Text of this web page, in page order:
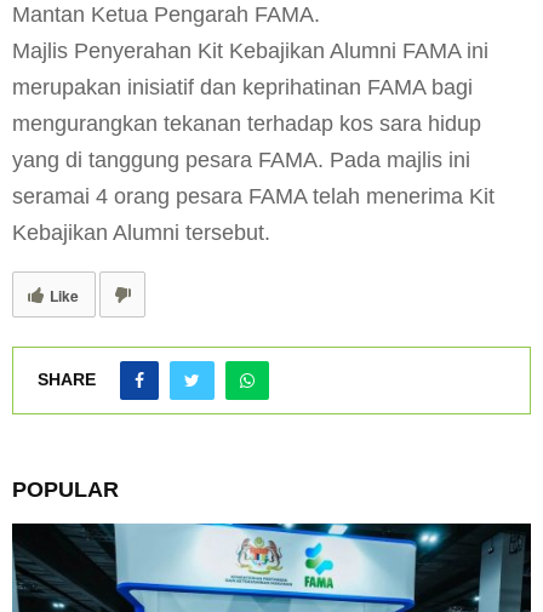
Mantan Ketua Pengarah FAMA.
Majlis Penyerahan Kit Kebajikan Alumni FAMA ini
merupakan inisiatif dan keprihatinan FAMA bagi
mengurangkan tekanan terhadap kos sara hidup
yang di tanggung pesara FAMA. Pada majlis ini
seramai 4 orang pesara FAMA telah menerima Kit
Kebajikan Alumni tersebut.
Like
SHARE
POPULAR